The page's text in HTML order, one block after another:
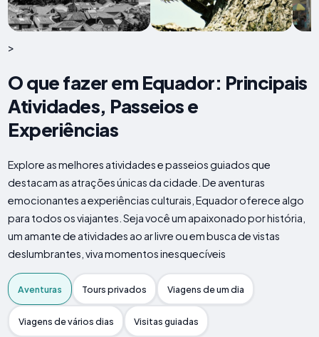
>
O que fazer em Equador: Principais
Atividades, Passeios e
Experiências
Explore as melhores atividades e passeios guiados que
destacam as atrações únicas da cidade. De aventuras
emocionantes a experiências culturais, Equador oferece algo
para todos os viajantes. Seja você um apaixonado por história,
um amante de atividades ao ar livre ou em busca de vistas
deslumbrantes, viva momentos inesquecíveis
Aventuras Tours privados Viagens de um dia
Viagens de vários dias Visitas guiadas